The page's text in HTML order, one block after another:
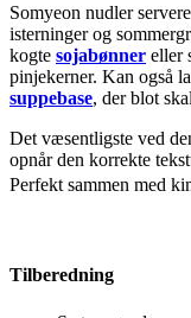
Somyeon nudler
isterninger og
kogte sojabønner eller
pinjekerner. Kan også
suppebase, der blot
Det væsentligste ved
opnår den korrekte
Perfekt sammen med
Tilberedning